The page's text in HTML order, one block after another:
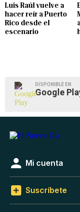
Luis Raúl vuelve a
hacer reír a Puerto
Rico desde el
escenario
DISPONIBLE EN
Google
Mi cuenta
Suscríbete